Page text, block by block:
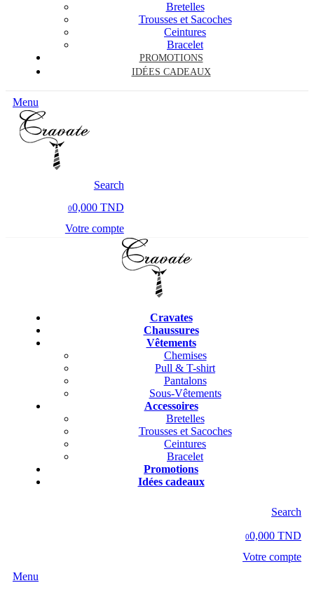
Bretelles
Trousses et Sacoches
Ceintures
Bracelet
PROMOTIONS
IDÉES CADEAUX
Menu
Search
00,000 TND
Votre compte
Cravates
Chaussures
Vêtements
Chemises
Pull & T-shirt
Pantalons
Sous-Vêtements
Accessoires
Bretelles
Trousses et Sacoches
Ceintures
Bracelet
Promotions
Idées cadeaux
Search
00,000 TND
Votre compte
Menu